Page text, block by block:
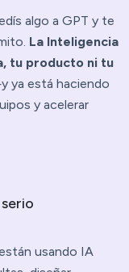
algo a GPT y te
La Inteligencia
tu producto ni tu
ya está haciendo
y acelerar
usando IA